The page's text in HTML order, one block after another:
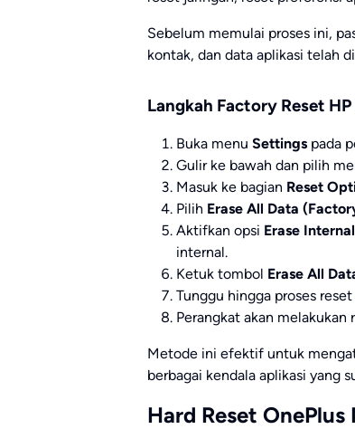
Sebelum memulai proses ini,
kontak, dan data aplikasi telah
Langkah Factory Reset
Buka menu Settings pada
Gulir ke bawah dan pilih
Masuk ke bagian Reset
Pilih Erase All Data
Aktifkan opsi Erase
internal.
Ketuk tombol Erase All
Tunggu hingga proses reset
Perangkat akan
Metode ini efektif untuk
berbagai kendala aplikasi yang
Hard Reset